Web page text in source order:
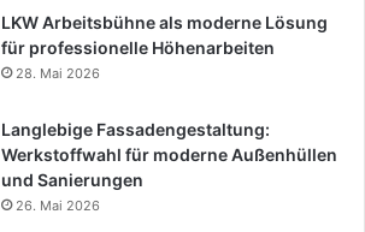
LKW Arbeitsbühne als moderne Lösung
für professionelle Höhenarbeiten
28. Mai 2026
Langlebige Fassadengestaltung:
Werkstoffwahl für moderne Außenhüllen
und Sanierungen
26. Mai 2026